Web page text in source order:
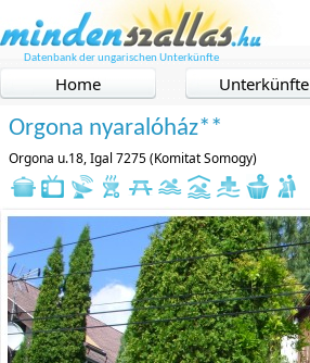
Datenbank der ungarischen Unterkünfte
Home Unterkünfte
Orgona nyaralóház**
Orgona u.18, Igal 7275 (Komitat Somogy)